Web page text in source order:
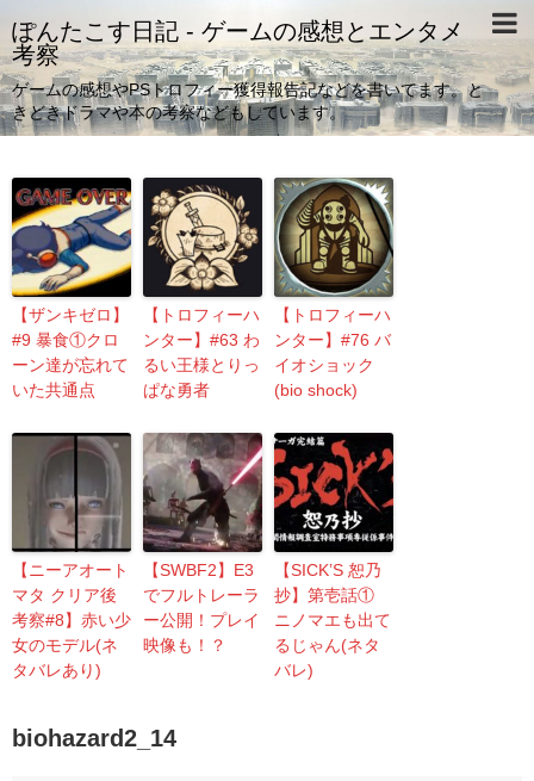
ぽんたこす日記 - ゲームの感想とエンタメ
考察
ゲームの感想やPSトロフィー獲得報告記などを書いてます。と
きどきドラマや本の考察などもしています。
【ザンキゼロ】
#9 暴食①クロ
ーン達が忘れて
いた共通点
【トロフィーハ
ンター】#63 わ
るい王様とりっ
ぱな勇者
【トロフィーハ
ンター】#76 バ
イオショック
(bio shock)
【ニーアオート
マタ クリア後
考察#8】赤い少
女のモデル(ネ
タバレあり)
【SWBF2】E3
でフルトレーラ
ー公開！プレイ
映像も！？
【SICK’S 恕乃
抄】第壱話①
ニノマエも出て
るじゃん(ネタ
バレ)
biohazard2_14